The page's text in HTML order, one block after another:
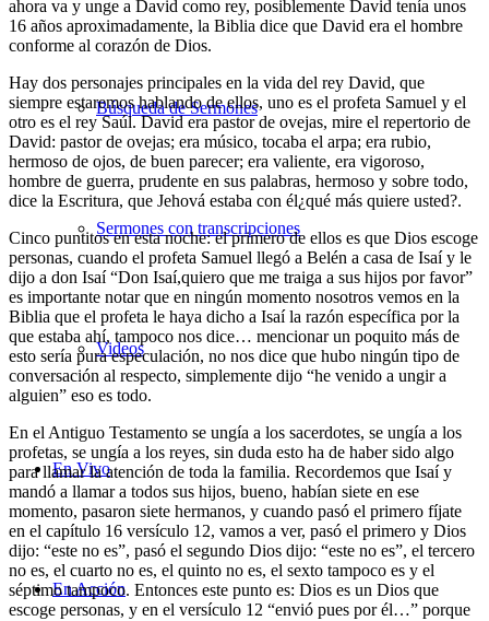
Búsqueda de Sermones
Sermones con transcripciones
Videos
En Vivo
En Acción
ahora va y unge a David como rey, posiblemente David tenía unos
16 años aproximadamente, la Biblia dice que David era el hombre
conforme al corazón de Dios.
Hay dos personajes principales en la vida del rey David, que
siempre estaremos hablando de ellos, uno es el profeta Samuel y el
otro es el rey Saúl. David era pastor de ovejas, mire el repertorio de
David: pastor de ovejas; era músico, tocaba el arpa; era rubio,
hermoso de ojos, de buen parecer; era valiente, era vigoroso,
hombre de guerra, prudente en sus palabras, hermoso y sobre todo,
dice la Escritura, que Jehová estaba con él¿qué más quiere usted?.
Cinco puntitos en esta noche: el primero de ellos es que Dios escoge
personas, cuando el profeta Samuel llegó a Belén a casa de Isaí y le
dijo a don Isaí “Don Isaí,quiero que me traiga a sus hijos por favor”
es importante notar que en ningún momento nosotros vemos en la
Biblia que el profeta le haya dicho a Isaí la razón específica por la
que estaba ahí, tampoco nos dice… mencionar un poquito más de
esto sería pura especulación, no nos dice que hubo ningún tipo de
conversación al respecto, simplemente dijo “he venido a ungir a
alguien” eso es todo.
En el Antiguo Testamento se ungía a los sacerdotes, se ungía a los
profetas, se ungía a los reyes, sin duda esto ha de haber sido algo
para llamar la atención de toda la familia. Recordemos que Isaí y
mandó a llamar a todos sus hijos, bueno, habían siete en ese
momento, pasaron siete hermanos, y cuando pasó el primero fíjate
en el capítulo 16 versículo 12, vamos a ver, pasó el primero y Dios
dijo: “este no es”, pasó el segundo Dios dijo: “este no es”, el tercero
no es, el cuarto no es, el quinto no es, el sexto tampoco es y el
séptimo tampoco. Entonces este punto es: Dios es un Dios que
escoge personas, y en el versículo 12 “envió pues por él…” porque